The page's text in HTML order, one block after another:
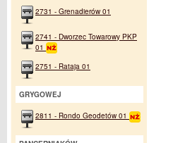
2731 - Grenadierów 01
2741 - Dworzec Towarowy PKP
01
2751 - Rataja 01
GRYGOWEJ
2811 - Rondo Geodetów 01